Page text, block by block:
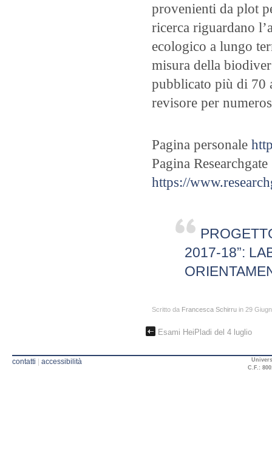
provenienti da plot
ricerca riguardano
ecologico a lungo
misura della
pubblicato più di 70
revisore per
Pagina personale
Pagina Researchgate
https://
2017-18”:
Scritto da Francesca Schirru in 29
Esami HeiPladi del 4 luglio
contatti accessibilità
C.F.: